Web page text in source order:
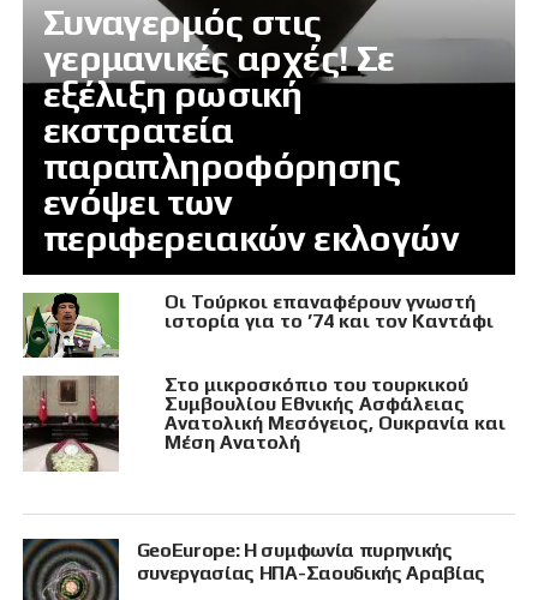
Συναγερμός στις
γερμανικές αρχές! Σε
εξέλιξη ρωσική
εκστρατεία
παραπληροφόρησης
ενόψει των
περιφερειακών εκλογών
Οι Τούρκοι επαναφέρουν γνωστή
ιστορία για το ’74 και τον Καντάφι
Στο μικροσκόπιο του τουρκικού
Συμβουλίου Εθνικής Ασφάλειας
Ανατολική Μεσόγειος, Ουκρανία και
Μέση Ανατολή
GeoEurope: Η συμφωνία πυρηνικής
συνεργασίας ΗΠΑ-Σαουδικής Αραβίας